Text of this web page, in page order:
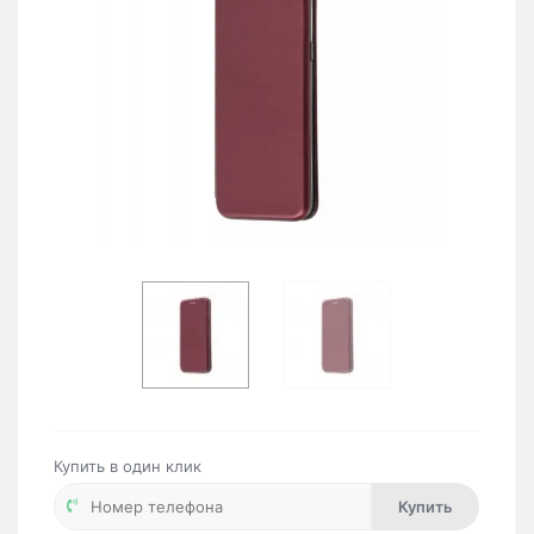
Купить в один клик
Купить